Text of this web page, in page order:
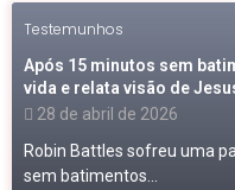
Testemunhos
Após 15 minutos sem
vida e relata visão de
28 de abril de 2026
Robin Battles sofreu uma
sem batimentos...